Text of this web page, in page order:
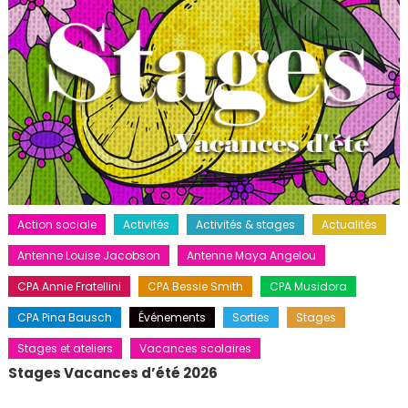
Action sociale Activités Activités & stages
Actualités
Antenne Louise Jacobson
Antenne Maya Angelou
CPA Annie Fratellini
CPA Bessie Smith
CPA Musidora
CPA Pina Bausch
Événements Sorties
Stages
Stages et ateliers
Vacances scolaires
Stages Vacances d’été 2026